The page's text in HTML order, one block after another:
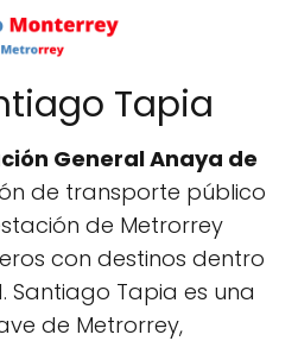
Tapia
General Anaya de
de transporte público
de Metrorrey
con destinos dentro
Tapia es una
de Metrorrey,